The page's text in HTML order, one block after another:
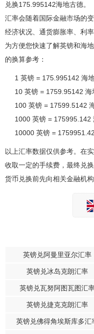
兑换175.995142海地古德。
汇率会随着国际金融市场的
经济状况、通货膨胀率、利率
为方便您快速了解英镑和海
的换算参考：
1 英镑 = 175.995142 海
10 英镑 = 1759.95142 海
100 英镑 = 17599.5142
1000 英镑 = 175995.142
10000 英镑 =
以上汇率数据仅供参考。在
收取一定的手续费，最终兑
货币兑换前先向相关金融机
英镑兑阿曼里亚尔汇率
英镑兑冰岛克朗汇率
英镑兑瓦努阿图瓦图汇
英镑兑捷克克朗汇率
英镑兑佛得角埃斯库多汇